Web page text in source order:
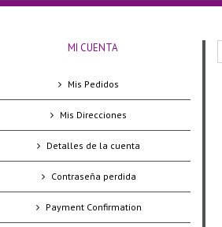
MI CUENTA
Mis Pedidos
Mis Direcciones
Detalles de la cuenta
Contraseña perdida
Payment Confirmation